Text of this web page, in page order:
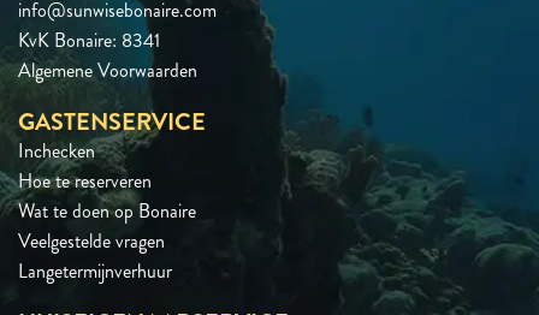
info@sunwisebonaire.com
KvK Bonaire: 8341
Algemene Voorwaarden
GASTENSERVICE
Inchecken
Hoe te reserveren
Wat te doen op Bonaire
Veelgestelde vragen
Langetermijnverhuur